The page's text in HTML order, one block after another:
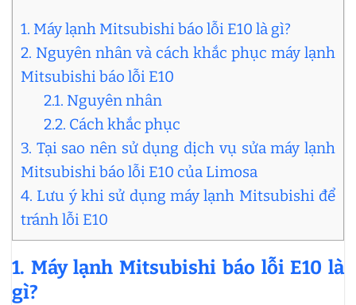
1. Máy lạnh Mitsubishi báo lỗi E10 là gì?
2. Nguyên nhân và cách khắc phục máy lạnh
Mitsubishi báo lỗi E10
2.1. Nguyên nhân
2.2. Cách khắc phục
3. Tại sao nên sử dụng dịch vụ sửa máy lạnh
Mitsubishi báo lỗi E10 của Limosa
4. Lưu ý khi sử dụng máy lạnh Mitsubishi để
tránh lỗi E10
1. Máy lạnh Mitsubishi báo lỗi E10 là
gì?